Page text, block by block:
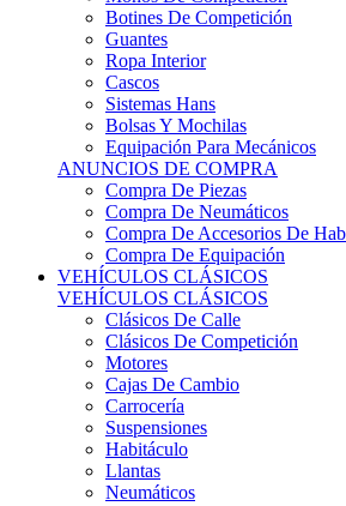
Guantes
Ropa Interior
Cascos
Sistemas Hans
Bolsas Y Mochilas
Equipación Para Mecánicos
ANUNCIOS DE COMPRA
Compra De Piezas
Compra De Neumáticos
Compra De Accesorios De
Compra De Equipación
VEHÍCULOS CLÁSICOS
VEHÍCULOS CLÁSICOS
Clásicos De Calle
Clásicos De Competición
Motores
Cajas De Cambio
Carrocería
Suspensiones
Habitáculo
Llantas
Neumáticos
ANUNCIOS DE COMPRA